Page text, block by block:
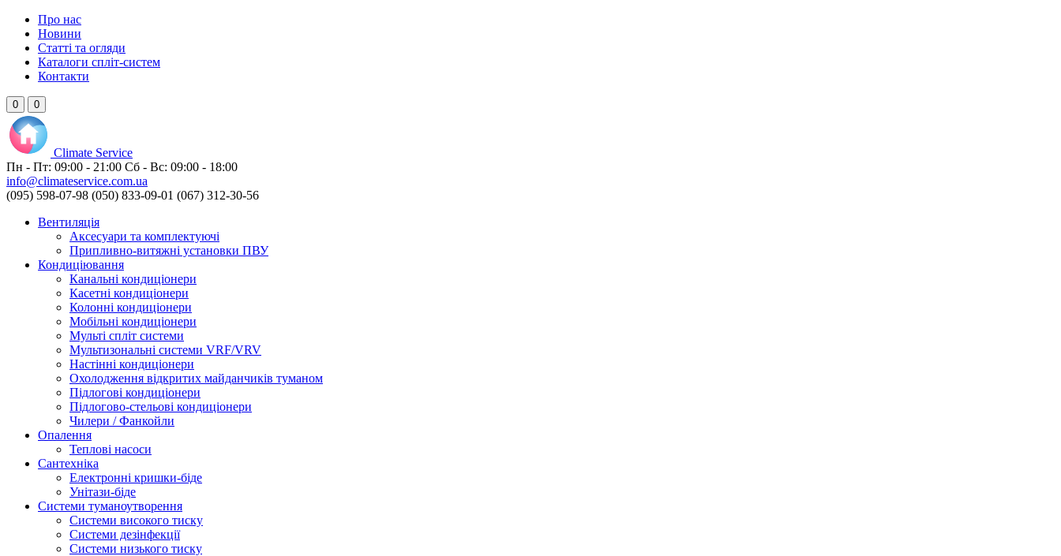
Про нас
Новини
Статті та огляди
Каталоги спліт-систем
Контакти
0 0
Climate Service
Пн - Пт: 09:00 - 21:00 Сб - Вс: 09:00 - 18:00
info@climateservice.com.ua
(095) 598-07-98 (050) 833-09-01 (067) 312-30-56
Вентиляція
Аксесуари та комплектуючі
Припливно-витяжні установки ПВУ
Кондиціювання
Канальні кондиціонери
Касетні кондиціонери
Колонні кондиціонери
Мобільні кондиціонери
Мульті спліт системи
Мультизональні системи VRF/VRV
Настінні кондиціонери
Охолодження відкритих майданчиків туманом
Підлогові кондиціонери
Підлогово-стельові кондиціонери
Чилери / Фанкойли
Опалення
Теплові насоси
Сантехніка
Електронні кришки-біде
Унітази-біде
Системи туманоутворення
Системи високого тиску
Системи дезінфекції
Системи низького тиску